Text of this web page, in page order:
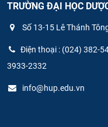
TRƯỜNG ĐẠI HỌC
Số 13-15 Lê Thánh
Điện thoại : (024) 382-
3933-2332
info@hup.edu.vn